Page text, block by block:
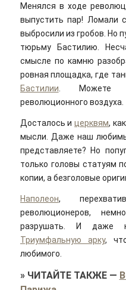
Менялся в ходе
выпустить пар! Ломали
выбросили из гробов. Но
тюрьму Бастилию.
смысле по камню
ровная площадка, где
Бастилии . Можете
революционного воздуха.
Досталось ицерквям,
мысли. Даже наш
представляете? Но
только головы статуям
копии, а безголовые
Наполеон,
революционеров,
разрушать. И даже
Триумфальную арку,
любимого.
» ЧИТАЙТЕ ТАКЖЕ—